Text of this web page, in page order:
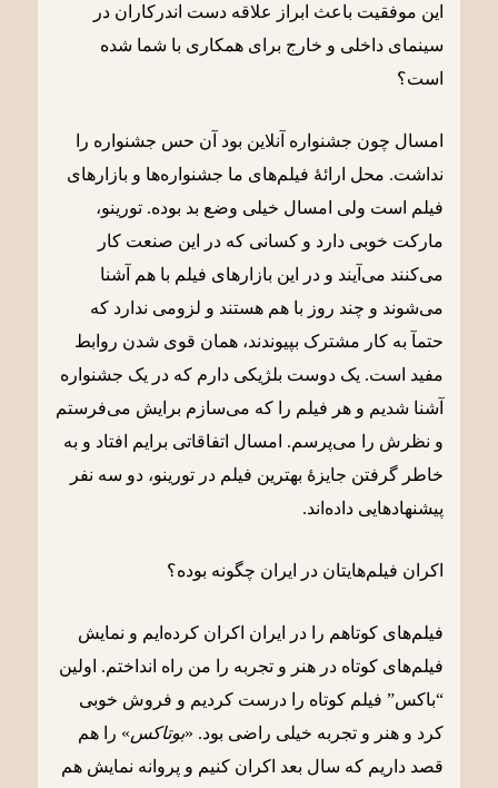
این موفقیت باعث ابراز علاقه دست اندرکاران در
سینمای داخلی و خارج برای همکاری با شما شده
است؟
امسال چون جشنواره آنلاین بود آن حس جشنواره را
نداشت. محل ارائۀ فیلم‌های ما جشنواره‌ها و بازارهای
فیلم‌ است ولی امسال خیلی وضع بد بوده. تورینو،
مارکت خوبی دارد و کسانی که در این صنعت کار
می‌کنند می‌آیند و در این بازارهای فیلم با هم آشنا
می‌شوند و چند روز با هم هستند و لزومی ندارد که
حتمآ به کار مشترک بپیوندند، همان قوی شدن روابط
مفید است. یک دوست بلژیکی دارم که در یک جشنواره
آشنا شدیم و هر فیلم را که می‌سازم برایش می‌فرستم
و نظرش را می‌پرسم. امسال اتفاقاتی برایم افتاد و به
خاطر گرفتن جایزۀ بهترین فیلم در تورینو، دو سه نفر
پیشنهادهایی داده‌اند.
اکران فیلم‌هایتان در ایران چگونه بوده؟
فیلم‌های کوتاهم را در ایران اکران کرده‌ایم و نمایش
فیلم‌های کوتاه در هنر و تجربه را من راه انداختم. اولین
“باکس” فیلم کوتاه را درست کردیم و فروش خوبی
کرد و هنر و تجربه خیلی راضی بود. «بوتاکس» را هم
قصد داریم که سال بعد اکران کنیم و پروانه نمایش هم